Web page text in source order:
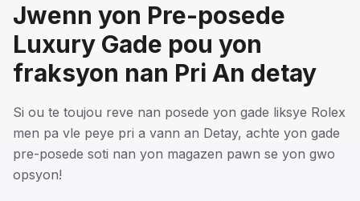
Jwenn yon Pre-posede
Luxury Gade pou yon
fraksyon nan Pri An detay
Si ou te toujou reve nan posede yon gade liksye Rolex
men pa vle peye pri a vann an Detay, achte yon gade
pre-posede soti nan yon magazen pawn se yon gwo
opsyon!